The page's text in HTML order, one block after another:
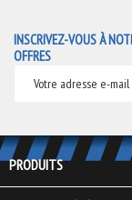
INSCRIVEZ-VOUS À
OFFRES
PRODUITS